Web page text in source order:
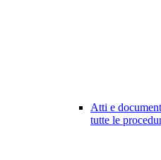
Atti e
tutte le